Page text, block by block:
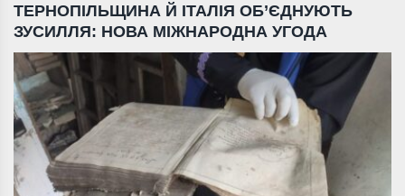
ТЕРНОПІЛЬЩИНА Й ІТАЛІЯ ОБ’ЄДНУЮТЬ
ЗУСИЛЛЯ: НОВА МІЖНАРОДНА УГОДА